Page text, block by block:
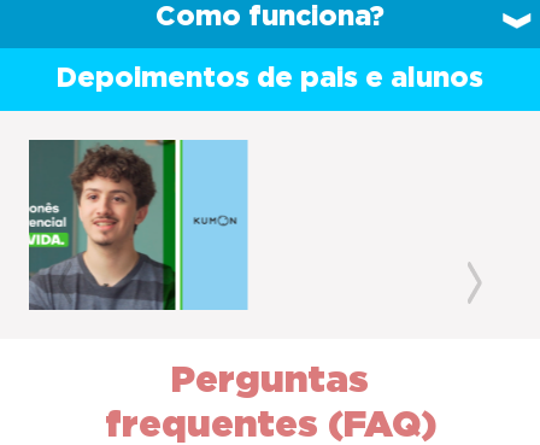
Como funciona?
Depoimentos de pais e alunos
Previous
Perguntas
frequentes (FAQ)